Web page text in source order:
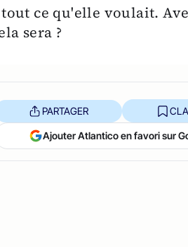
ce qu'elle voulait.
sera ?
PARTAGER
Ajouter Atlantico en favori sur